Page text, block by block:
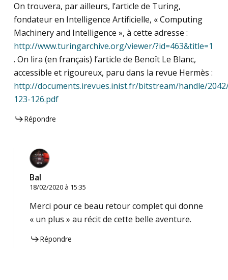
On trouvera, par ailleurs, l’article de Turing,
fondateur en Intelligence Artificielle, « Computing
Machinery and Intelligence », à cette adresse :
http://www.turingarchive.org/viewer/?id=463&title=1
. On lira (en français) l’article de Benoît Le Blanc,
accessible et rigoureux, paru dans la revue Hermès :
http://documents.irevues.inist.fr/bitstream/handle/
123-126.pdf
Répondre
Bal
18/02/2020 à 15:35
Merci pour ce beau retour complet qui donne
« un plus » au récit de cette belle aventure.
Répondre